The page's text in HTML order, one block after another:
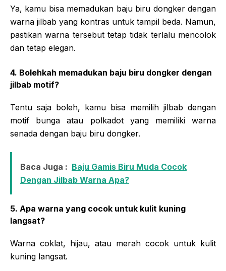
Ya, kamu bisa memadukan baju biru dongker dengan
warna jilbab yang kontras untuk tampil beda. Namun,
pastikan warna tersebut tetap tidak terlalu mencolok
dan tetap elegan.
4. Bolehkah memadukan baju biru dongker dengan
jilbab motif?
Tentu saja boleh, kamu bisa memilih jilbab dengan
motif bunga atau polkadot yang memiliki warna
senada dengan baju biru dongker.
Baca Juga : Baju Gamis Biru Muda Cocok
Dengan Jilbab Warna Apa?
5. Apa warna yang cocok untuk kulit kuning
langsat?
Warna coklat, hijau, atau merah cocok untuk kulit
kuning langsat.